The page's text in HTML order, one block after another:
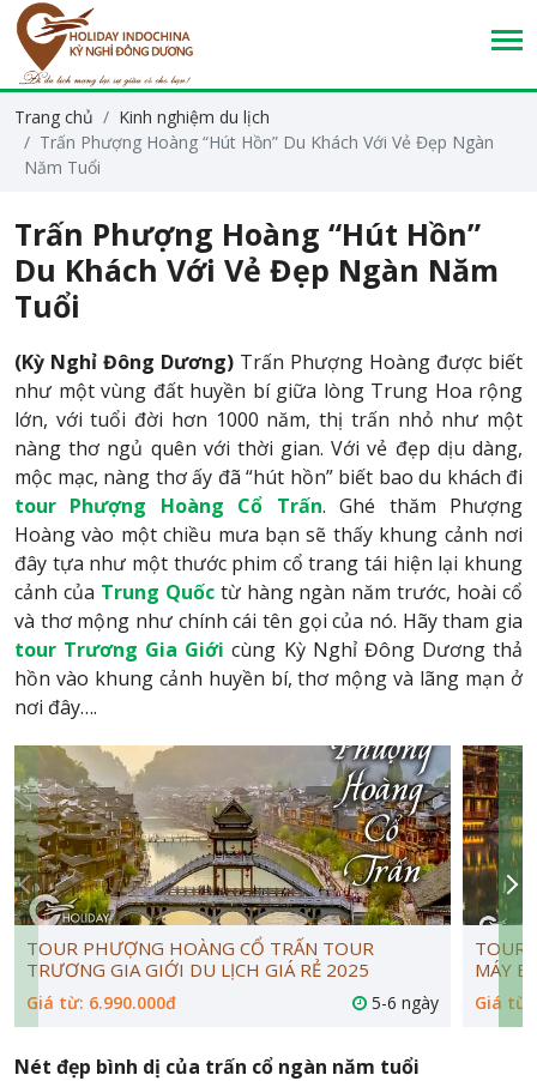
Trang chủ
Kinh nghiệm du lịch
Trấn Phượng Hoàng “Hút Hồn” Du Khách Với Vẻ Đẹp Ngàn
Năm Tuổi
Trấn Phượng Hoàng “Hút Hồn”
Du Khách Với Vẻ Đẹp Ngàn Năm
Tuổi
​(Kỳ Nghỉ Đông Dương) Trấn Phượng Hoàng được biết
như một vùng đất huyền bí giữa lòng Trung Hoa rộng
lớn, với tuổi đời hơn 1000 năm, thị trấn nhỏ như một
nàng thơ ngủ quên với thời gian. Với vẻ đẹp dịu dàng,
mộc mạc, nàng thơ ấy đã “hút hồn” biết bao du khách đi
tour Phượng Hoàng Cổ Trấn. Ghé thăm Phượng
Hoàng vào một chiều mưa bạn sẽ thấy khung cảnh nơi
đây tựa như một thước phim cổ trang tái hiện lại khung
cảnh của Trung Quốctừ hàng ngàn năm trước, hoài cổ
và thơ mộng như chính cái tên gọi của nó. Hãy tham gia
tour Trương Gia Giới cùng Kỳ Nghỉ Đông Dương thả
hồn vào khung cảnh huyền bí, thơ mộng và lãng mạn ở
nơi đây….
TOUR PHƯỢNG HOÀNG CỔ TRẤN TOUR
TRƯƠNG GIA GIỚI DU LỊCH GIÁ RẺ 2025
Giá từ: 6.990.000đ 5-6 ngày
TOUR
MÁY
Giá từ:
Nét đẹp bình dị của trấn cổ ngàn năm tuổi